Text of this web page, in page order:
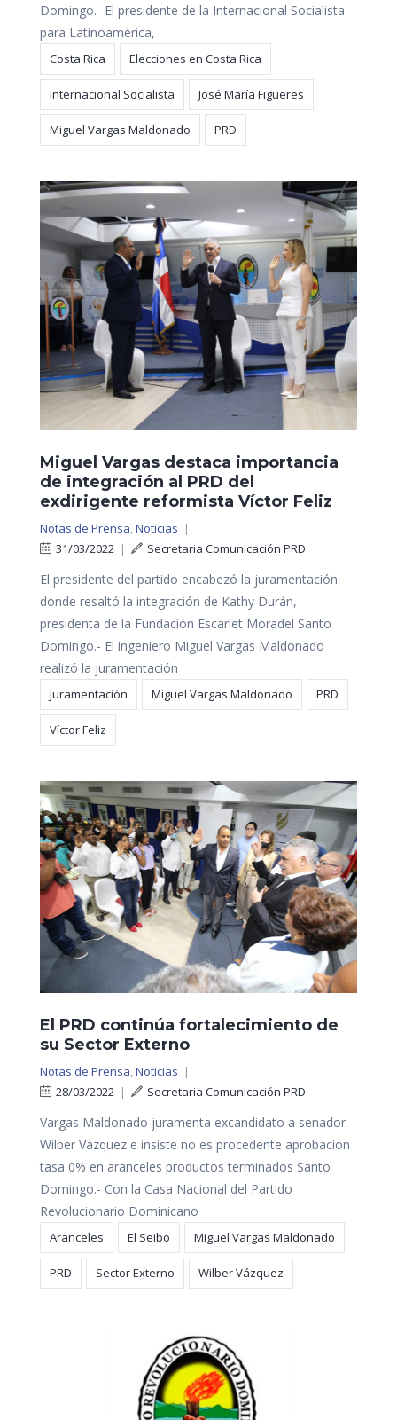
Domingo.- El presidente de la Internacional Socialista
para Latinoamérica,
Costa Rica Elecciones en Costa Rica
Internacional Socialista José María Figueres
Miguel Vargas Maldonado PRD
Miguel Vargas destaca importancia
de integración al PRD del
exdirigente reformista Víctor Feliz
Notas de Prensa,Noticias |
31/03/2022 | Secretaria Comunicación PRD
El presidente del partido encabezó la juramentación
donde resaltó la integración de Kathy Durán,
presidenta de la Fundación Escarlet Moradel Santo
Domingo.- El ingeniero Miguel Vargas Maldonado
realizó la juramentación
Juramentación Miguel Vargas Maldonado PRD
Víctor Feliz
El PRD continúa fortalecimiento de
su Sector Externo
Notas de Prensa,Noticias |
28/03/2022 | Secretaria Comunicación PRD
Vargas Maldonado juramenta excandidato a senador
Wilber Vázquez e insiste no es procedente aprobación
tasa 0% en aranceles productos terminados Santo
Domingo.- Con la Casa Nacional del Partido
Revolucionario Dominicano
Aranceles El Seibo Miguel Vargas Maldonado
PRD Sector Externo Wilber Vázquez